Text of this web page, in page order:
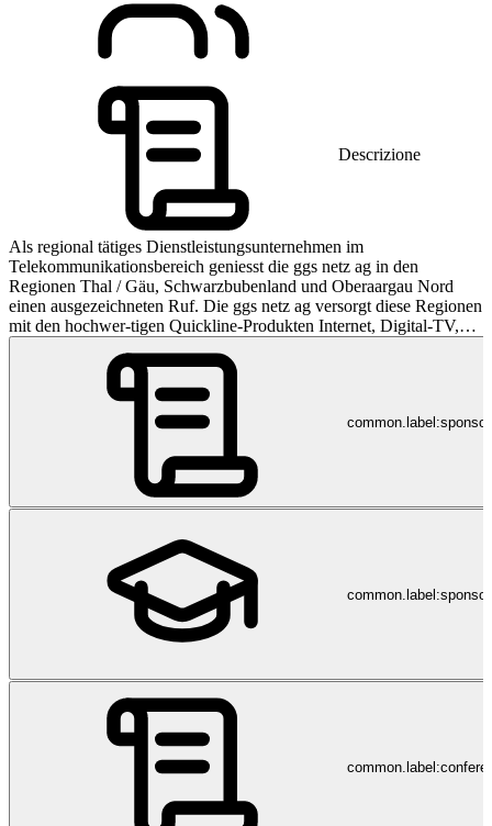
Descrizione
Als regional tätiges Dienstleistungsunternehmen im
Telekommunikationsbereich geniesst die ggs netz ag in den
Regionen Thal / Gäu, Schwarzbubenland und Oberaargau Nord
einen ausgezeichneten Ruf. Die ggs netz ag versorgt diese Regionen
mit den hochwer-tigen Quickline-Produkten Internet, Digital-TV,
Festnetz-/Mobiletelefonie und Radio.